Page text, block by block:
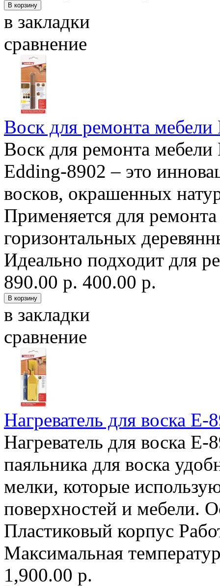
в закладки
сравнение
Воск для ремонта мебели
Воск для ремонта
Edding-8902 – это
восков, окрашенных
Применяется для
горизонтальных
Идеально подходит для
890.00 р. 400.00 р.
в закладки
сравнение
Нагреватель для воска E-
Нагреватель для воска
паяльника для воска
мелки, которые
поверхностей и мебели.
Пластиковый корпус
Максимальная
1,900.00 р.